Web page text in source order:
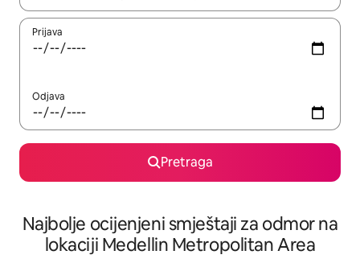
Prijava
Odjava
Pretraga
Najbolje ocijenjeni smještaji za odmor na
lokaciji Medellin Metropolitan Area